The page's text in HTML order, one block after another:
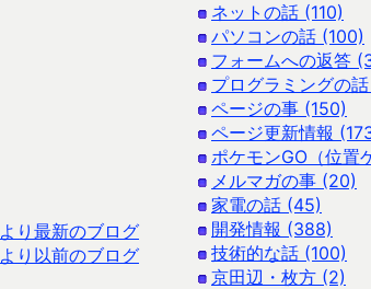
より最新のブログ
より以前のブログ
ネットの話 (110)
パソコンの話 (100)
フォームへの返答
プログラミングの
ページの事 (150)
ページ更新情報
ポケモンGO（位置
メルマガの事 (20)
家電の話 (45)
開発情報 (388)
技術的な話 (100)
京田辺・枚方 (2)